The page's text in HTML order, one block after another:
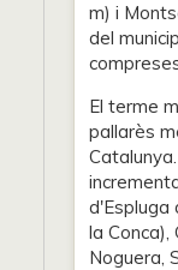
m) i
del
El terme
pallarès
d'Espluga
la Conca),
Noguera,